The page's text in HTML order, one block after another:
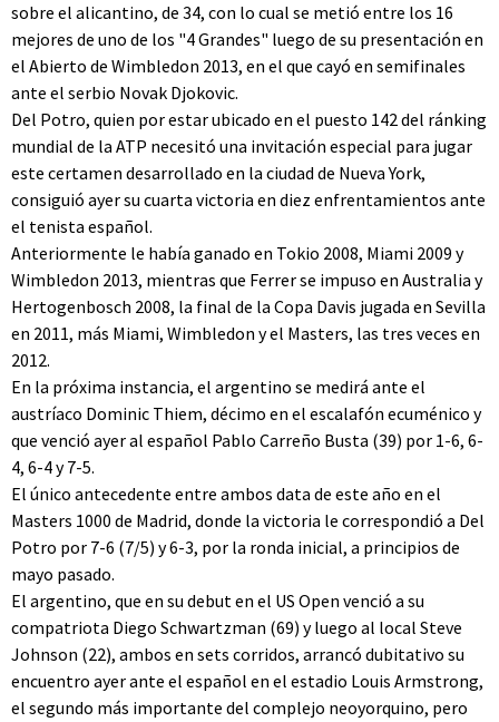
sobre el alicantino, de 34, con lo cual se metió entre los 16
mejores de uno de los "4 Grandes" luego de su presentación en
el Abierto de Wimbledon 2013, en el que cayó en semifinales
ante el serbio Novak Djokovic.
Del Potro, quien por estar ubicado en el puesto 142 del ránking
mundial de la ATP necesitó una invitación especial para jugar
este certamen desarrollado en la ciudad de Nueva York,
consiguió ayer su cuarta victoria en diez enfrentamientos ante
el tenista español.
Anteriormente le había ganado en Tokio 2008, Miami 2009 y
Wimbledon 2013, mientras que Ferrer se impuso en Australia y
Hertogenbosch 2008, la final de la Copa Davis jugada en Sevilla
en 2011, más Miami, Wimbledon y el Masters, las tres veces en
2012.
En la próxima instancia, el argentino se medirá ante el
austríaco Dominic Thiem, décimo en el escalafón ecuménico y
que venció ayer al español Pablo Carreño Busta (39) por 1-6, 6-
4, 6-4 y 7-5.
El único antecedente entre ambos data de este año en el
Masters 1000 de Madrid, donde la victoria le correspondió a Del
Potro por 7-6 (7/5) y 6-3, por la ronda inicial, a principios de
mayo pasado.
El argentino, que en su debut en el US Open venció a su
compatriota Diego Schwartzman (69) y luego al local Steve
Johnson (22), ambos en sets corridos, arrancó dubitativo su
encuentro ayer ante el español en el estadio Louis Armstrong,
el segundo más importante del complejo neoyorquino, pero